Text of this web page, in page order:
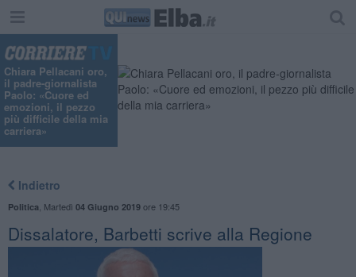
Chiara Pellacani oro,
il padre-giornalista
Paolo: «Cuore ed
emozioni, il pezzo
più difficile della mia
carriera»
Indietro
Politica Martedì 04 Giugno 2019ore 19:45
Dissalatore, Barbetti scrive alla Regione